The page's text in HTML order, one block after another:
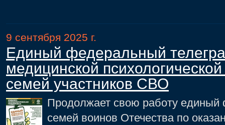
9 сентября 2025 г.
Eдиный федеральный
медицинской
семей участников СВО
Продолжает свою работу единый
семей воинов Отечества по